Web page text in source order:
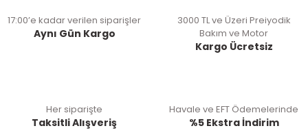
17:00’e kadar verilen siparişler
Aynı Gün Kargo
3000 TL ve Üzeri Preiyodik
Bakım ve Motor
Kargo Ücretsiz
Her siparişte
Taksitli Alışveriş
Havale ve EFT Ödemelerinde
%5 Ekstra İndirim